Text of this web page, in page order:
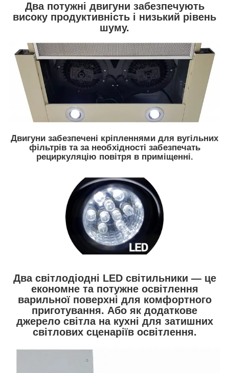
Два потужні двигуни забезпечують
високу продуктивність і низький рівень
шуму.
Двигуни забезпечені кріпленнями для вугільних
фільтрів та за необхідності забезпечать
рециркуляцію повітря в приміщенні.
Два світлодіодні LED світильники — це
економне та потужне освітлення
варильної поверхні для комфортного
приготування. Або як додаткове
джерело світла на кухні для затишних
світлових сценаріїв освітлення.